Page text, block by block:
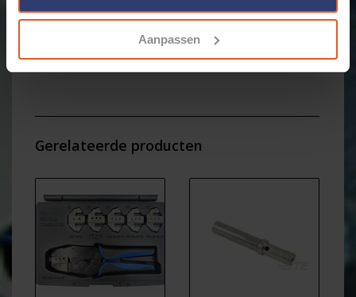
Aanpassen
Materiaal: koper / nikkel
- Hiervoor heb je de grotere uitvoering
nodig: 1060-16-0122 en 1062-16-0122 !
deutsch-pin-1060-20-0122datasheet.pdf
Gerelateerde producten